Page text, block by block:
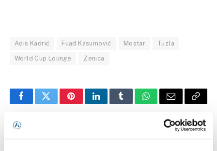
Adis Kadrić Fuad Kasumović Mostar Tuzla
World Cup Lounge Zenica
FacebookTwitterPinterestLinkedInTumblrWhatsApp
Email Copy
Link